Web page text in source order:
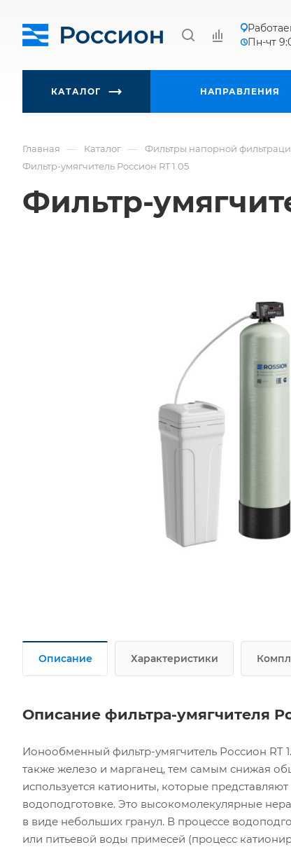
Пн-чт
КАТАЛОГ НАПРАВЛЕНИЯ
Главная — Каталог — Фильтры напорной
Фильтр-умягчитель Россион RT 1.05
Фильтр-
Описание Характеристики
Описание фильтра-умягчителя
Ионообменный фильтр-умягчитель Россион RT
также железо и марганец, тем самым снижая
используется катиониты, которые
водоподготовке. Это высокомолекулярные
в виде небольших гранул. В процессе
или питьевой воды примесей (процесс